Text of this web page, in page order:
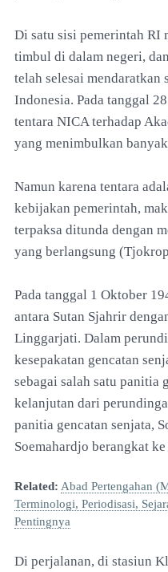
Di satu sisi pemerintah RI
timbul di dalam negeri,
telah selesai mendaratkan
Indonesia. Pada tanggal
tentara NICA terhadap
yang menimbulkan
Namun karena tentara
kebijakan pemerintah,
terpaksa ditunda dengan
yang berlangsung
Pada tanggal 1 Oktober
antara Sutan Sjahrir
Linggarjati. Dalam
kesepakatan gencatan
sebagai salah satu panitia
kelanjutan dari
panitia gencatan senjata,
Soemahardjo berangkat ke
Related: Abad Pertengahan
Terminologi, Periodisasi,
Pentingnya
Di perjalanan, di stasiun